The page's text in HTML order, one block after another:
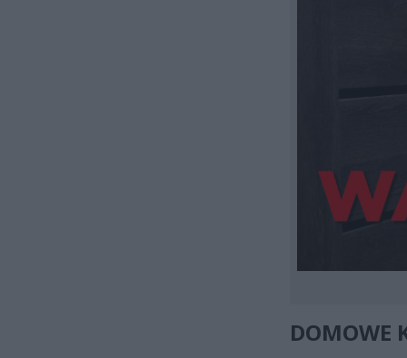
DOMOWE